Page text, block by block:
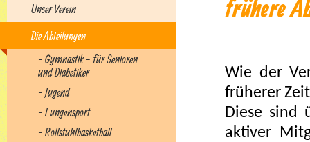
Unser Verein
Die Abteilungen
- Gymnastik - für Senioren
und Diabetiker
- Jugend
- Lungensport
- Rollstuhlbasketball
frühere
Wie der
früherer
Diese sind
aktiver